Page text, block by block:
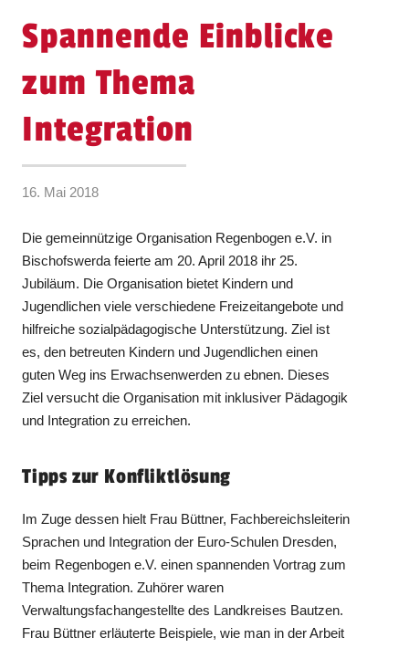
Spannende Einblicke
zum Thema
Integration
16. Mai 2018
Die gemeinnützige Organisation Regenbogen e.V. in
Bischofswerda feierte am 20. April 2018 ihr 25.
Jubiläum. Die Organisation bietet Kindern und
Jugendlichen viele verschiedene Freizeitangebote und
hilfreiche sozialpädagogische Unterstützung. Ziel ist
es, den betreuten Kindern und Jugendlichen einen
guten Weg ins Erwachsenwerden zu ebnen. Dieses
Ziel versucht die Organisation mit inklusiver Pädagogik
und Integration zu erreichen.
Tipps zur Konfliktlösung
Im Zuge dessen hielt Frau Büttner, Fachbereichsleiterin
Sprachen und Integration der Euro-Schulen Dresden,
beim Regenbogen e.V. einen spannenden Vortrag zum
Thema Integration. Zuhörer waren
Verwaltungsfachangestellte des Landkreises Bautzen.
Frau Büttner erläuterte Beispiele, wie man in der Arbeit